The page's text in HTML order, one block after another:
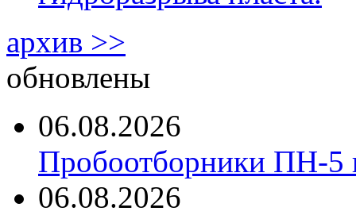
архив >>
обновлены
06.08.2026
Пробоотборники ПН-
06.08.2026